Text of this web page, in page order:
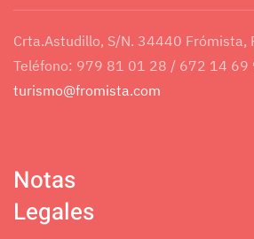
Crta.Astudillo, S/N. 34440 Frómista,
Teléfono: 979 81 01 28 / 672 14 69
turismo@fromista.com
Notas
Legales